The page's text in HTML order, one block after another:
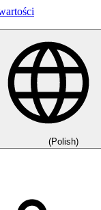
(Polish)